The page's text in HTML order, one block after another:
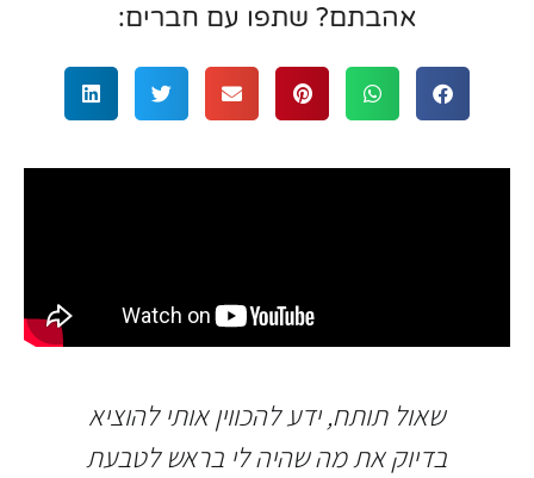
אהבתם? שתפו עם חברים:
שאול תותח, ידע להכווין אותי להוציא
בדיוק את מה שהיה לי בראש לטבעת